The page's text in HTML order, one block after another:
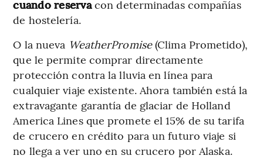
cuando reservacon determinadas compañías
de hostelería.
O la nueva WeatherPromise(Clima Prometido),
que le permite comprar directamente
protección contra la lluvia en línea para
cualquier viaje existente. Ahora también está la
extravagante garantía de glaciar de Holland
America Lines que promete el 15% de su tarifa
de crucero en crédito para un futuro viaje si
no llega a ver uno en su crucero por Alaska.